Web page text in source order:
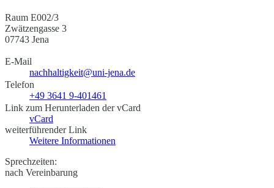
Raum E002/3
Zwätzengasse 3
07743 Jena
E-Mail
nachhaltigkeit@uni-jena.de
Telefon
+49 3641 9-401461
Link zum Herunterladen der vCard
vCard
weiterführender Link
Weitere Informationen
Sprechzeiten:
nach Vereinbarung